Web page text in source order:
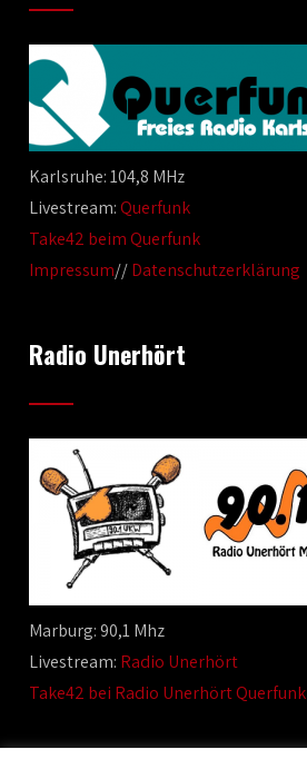
Karlsruhe: 104,8 MHz
Livestream:Querfunk
Take42 beim Querfunk
Impressum//Datenschutzerklärung
Radio Unerhört
Marburg: 90,1 Mhz
Livestream: Radio Unerhört
Take42 bei Radio Unerhört Querfunk